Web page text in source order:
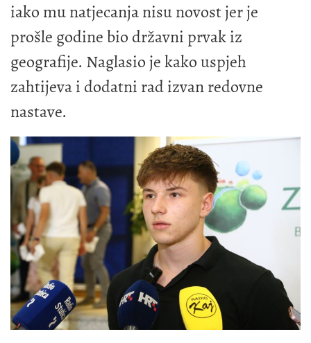
iako mu natjecanja nisu novost jer je
prošle godine bio državni prvak iz
geografije. Naglasio je kako uspjeh
zahtijeva i dodatni rad izvan redovne
nastave.